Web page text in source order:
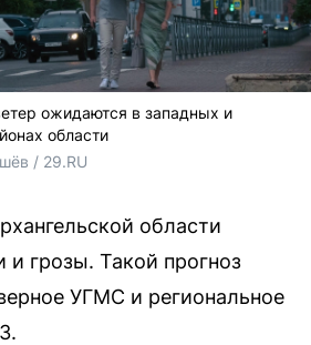
ожидаются в западных и
области
/ 29.RU
области
грозы. Такой прогноз
УГМС и региональное